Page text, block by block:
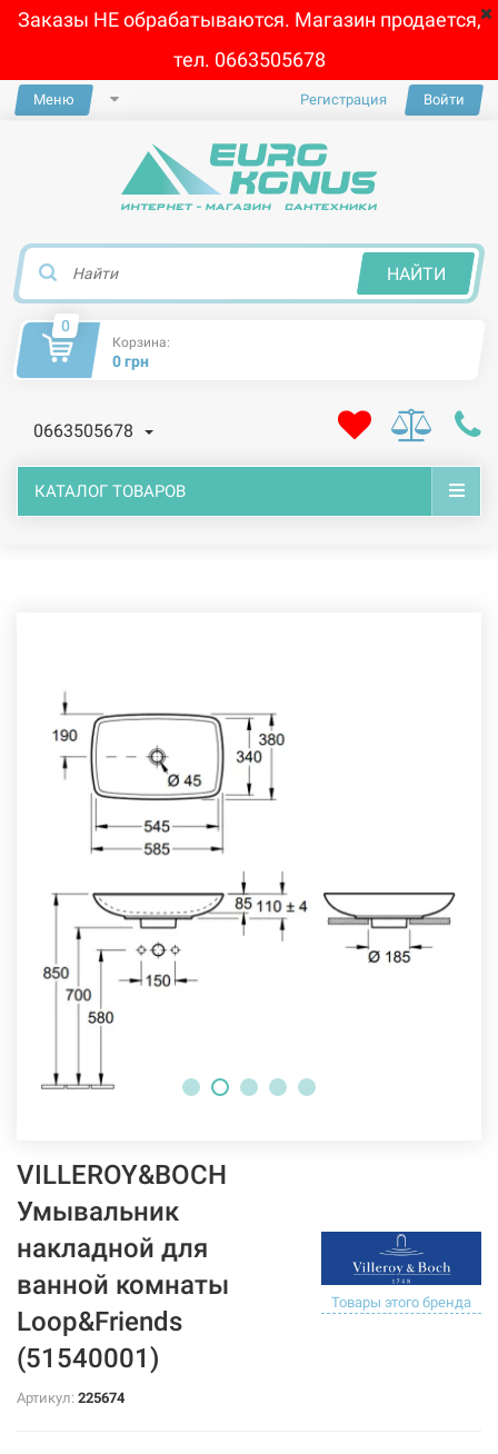
Заказы НЕ обрабатываются. Магазин продается,
тел. 0663505678
Меню Регистрация Войти
НАЙТИ
0
Корзина:
0 грн
0663505678
КАТАЛОГ ТОВАРОВ
VILLEROY&BOCH
Умывальник
накладной для
ванной комнаты
Loop&Friends
(51540001)
Товары этого бренда
Артикул: 225674